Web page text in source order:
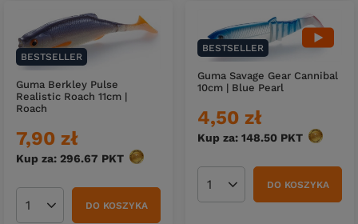
BESTSELLER
Guma Berkley Pulse
Realistic Roach 11cm |
Roach
7,90 zł
Kup za: 296.67 PKT punktów
Ilość produktówDO KOSZYKA
BESTSELLER
Guma Savage Gear Cannibal
10cm | Blue Pearl
4,50 zł
Kup za: 148.50 PKT punktów
Ilość produktówDO KOSZYKA